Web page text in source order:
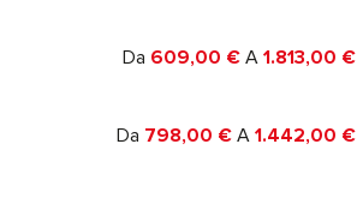
Da 609,00 € A1.813,00 €
Da 798,00 € A1.442,00 €